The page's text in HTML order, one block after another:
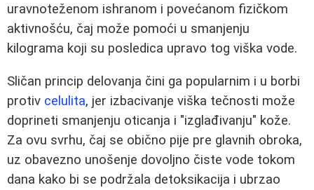
uravnoteženom ishranom i povećanom fizičkom
aktivnošću, čaj može pomoći u smanjenju
kilograma koji su posledica upravo tog viška vode.
Sličan princip delovanja čini ga popularnim i u borbi
protiv celulita, jer izbacivanje viška tečnosti može
doprineti smanjenju oticanja i "izglađivanju" kože.
Za ovu svrhu, čaj se obično pije pre glavnih obroka,
uz obavezno unošenje dovoljno čiste vode tokom
dana kako bi se podržala detoksikacija i ubrzao